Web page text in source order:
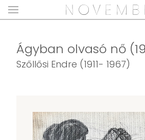
Ágyban olvasó nő
Szőllősi Endre (1911- 1967)